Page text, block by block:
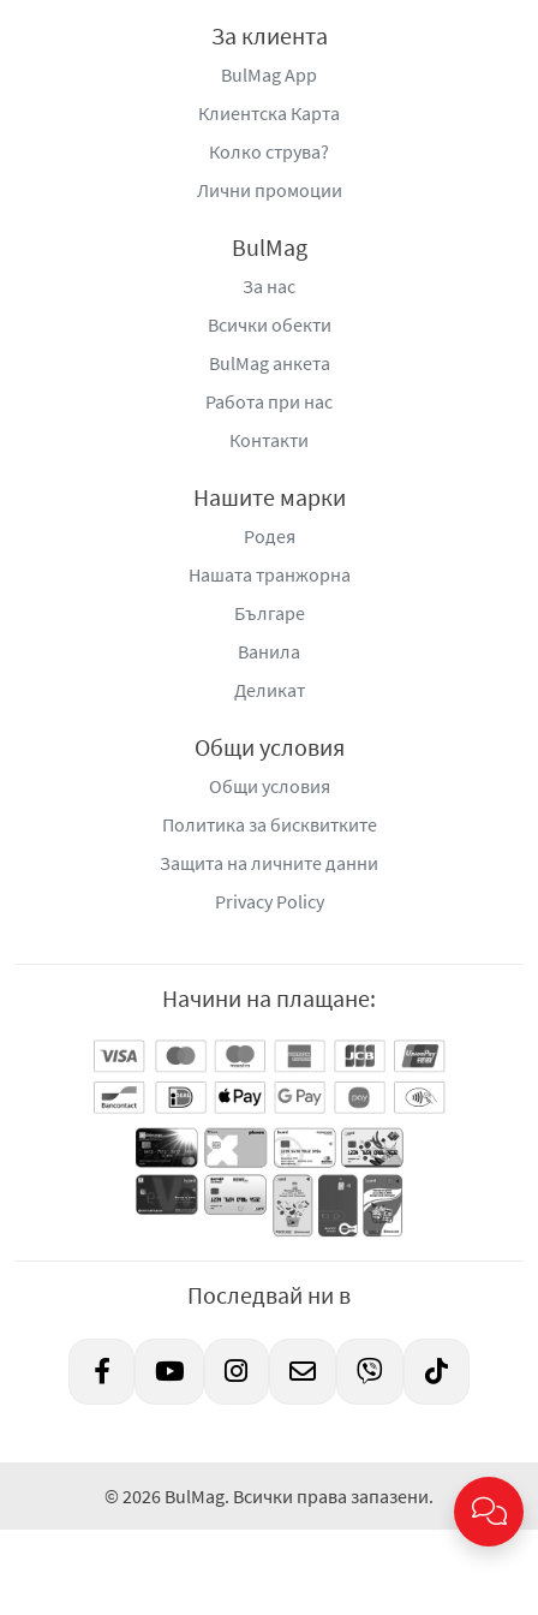
месото, този сос е идеален избор за всички, които
искат да приготвят автентични корейски ястия у дома с
лекота и гарантиран вкусен резултат.
: Етник Фудс ЕООД, гр. София, бул.
Цариградско шосе 137, тел: 0876 212 240, e-
За клиента
BulMag App
Клиентска Карта
Колко струва?
Лични промоции
BulMag
За нас
Всички обекти
BulMag анкета
Работа при нас
Контакти
Нашите марки
Родея
Нашата транжорна
Българе
Ванила
Деликат
Общи условия
Общи условия
Политика за бисквитките
Защита на личните данни
Privacy Policy
Начини на плащане:
Последвай ни в
© 2026 BulMag. Всички права запазени.